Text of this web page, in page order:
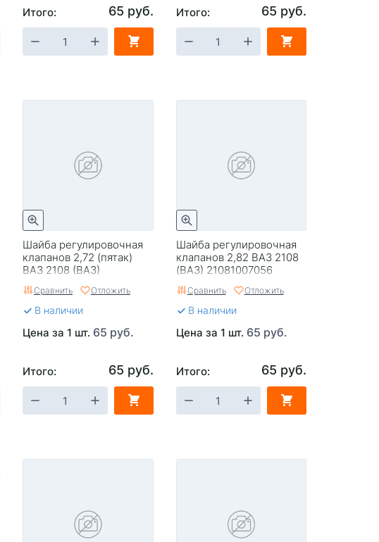
Итого: 65 руб. Итого: 65 руб.
Шайба регулировочная
клапанов 2,72 (пятак)
ВАЗ 2108 (ВАЗ)
Сравнить Отложить
В наличии
Цена за 1 шт. 65 руб.
Итого: 65 руб.
Шайба регулировочная
клапанов 2,82 ВАЗ 2108
(ВАЗ) 21081007056
Сравнить Отложить
В наличии
Цена за 1 шт. 65 руб.
Итого: 65 руб.